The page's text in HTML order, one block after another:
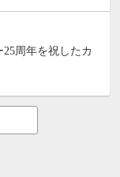
周年を祝したカ